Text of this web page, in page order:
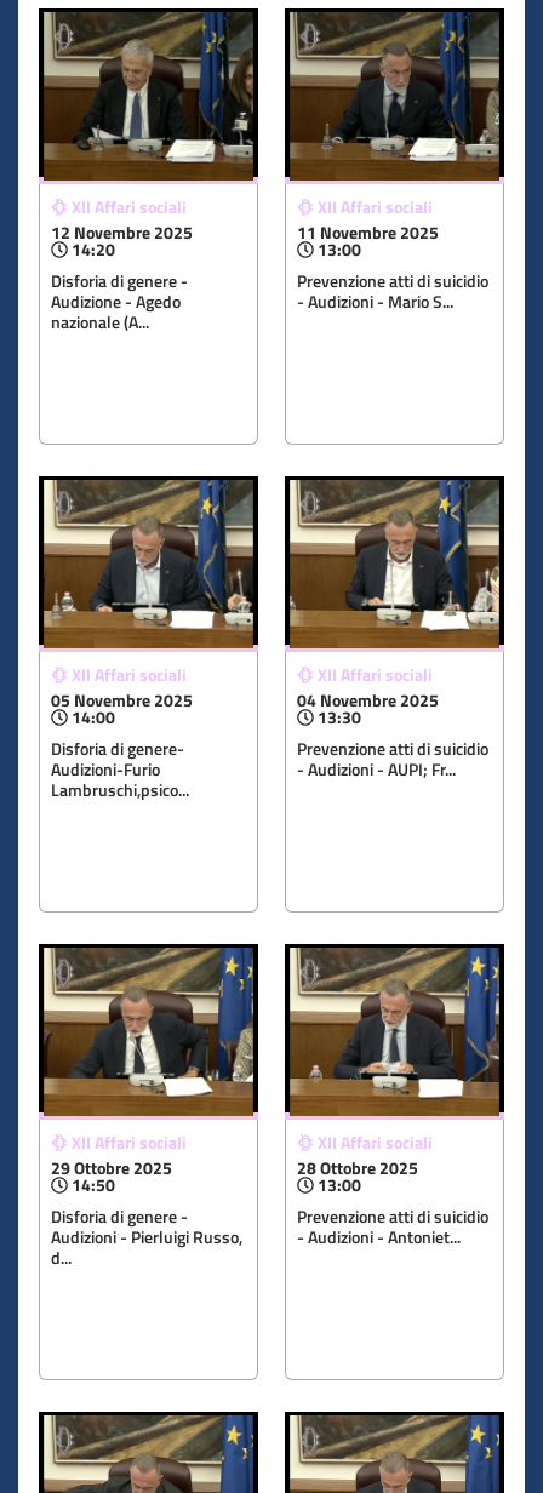
XII Affari sociali
12 Novembre 2025
14:20
Disforia di genere -
Audizione - Agedo
nazionale (A...
XII Affari sociali
11 Novembre 2025
13:00
Prevenzione atti di suicidio
- Audizioni - Mario S...
XII Affari sociali
05 Novembre 2025
14:00
Disforia di genere-
Audizioni-Furio
Lambruschi,psico...
XII Affari sociali
04 Novembre 2025
13:30
Prevenzione atti di suicidio
- Audizioni - AUPI; Fr...
XII Affari sociali
29 Ottobre 2025
14:50
Disforia di genere -
Audizioni - Pierluigi Russo,
d...
XII Affari sociali
28 Ottobre 2025
13:00
Prevenzione atti di suicidio
- Audizioni - Antoniet...